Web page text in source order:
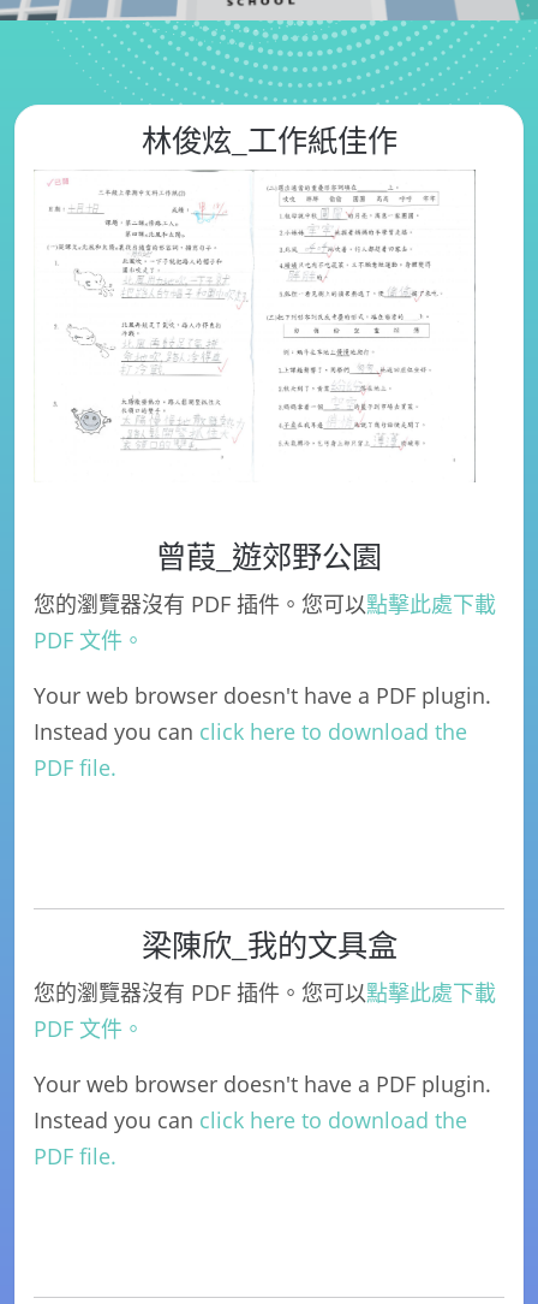
林俊炫_工作紙佳作
曾葭_遊郊野公園
您的瀏覽器沒有 PDF 插件。您可以點擊此處下載
PDF 文件。
Your web browser doesn't have a PDF plugin.
Instead you can click here to download the
PDF file.
梁陳欣_我的文具盒
您的瀏覽器沒有 PDF 插件。您可以點擊此處下載
PDF 文件。
Your web browser doesn't have a PDF plugin.
Instead you can click here to download the
PDF file.